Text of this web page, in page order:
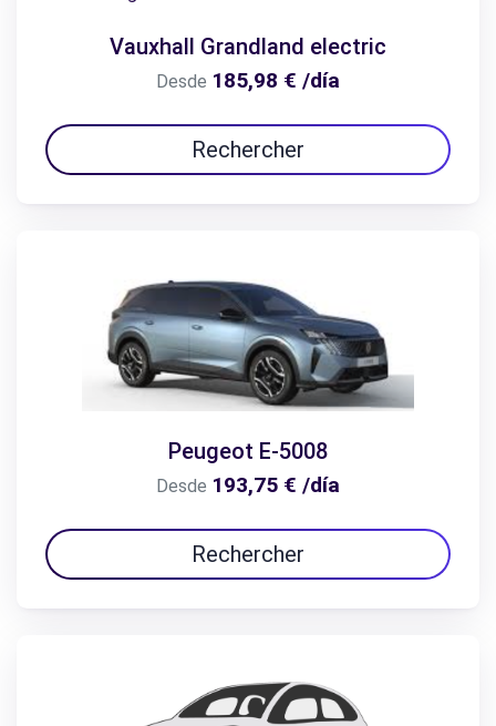
Vauxhall Grandland electric
Desde 185,98 € /día
Rechercher
Peugeot E-5008
Desde 193,75 € /día
Rechercher